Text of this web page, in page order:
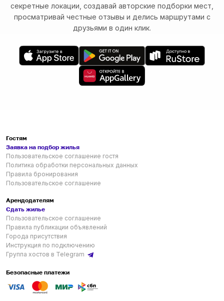
секретные локации, создавай авторские подборки мест,
просматривай честные отзывы и делись маршрутами с
друзьями в один клик.
Гостям
Заявка на подбор жилья
Пользовательское соглашение гостя
Политика обработки персональных данных
Правила бронирования
Пользовательское соглашение
Арендодателям
Сдать жилье
Пользовательское соглашение
Правила публикации объявлений
Города присутствия
Инструкция по подключению
Группа хостов в Telegram
Безопасные платежи